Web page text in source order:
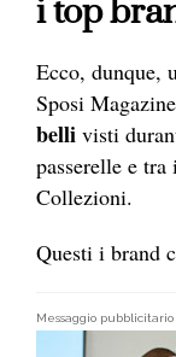
i top
Ecco, dunque,
Sposi
belli visti
passerelle e
Collezioni.
Questi i brand
Messaggio pubblicitario